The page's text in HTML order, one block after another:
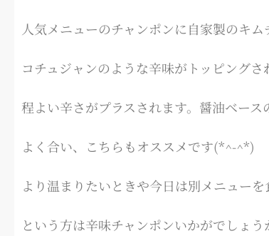
人気メニューのチャンポンに自家製のキム
コチュジャンのような辛味がトッピングさ
程よい辛さがプラスされます。醤油ベース
よく合い、こちらもオススメです(*^-^*)
より温まりたいときや今日は別メニューを
という方は辛味チャンポンいかがでしょう